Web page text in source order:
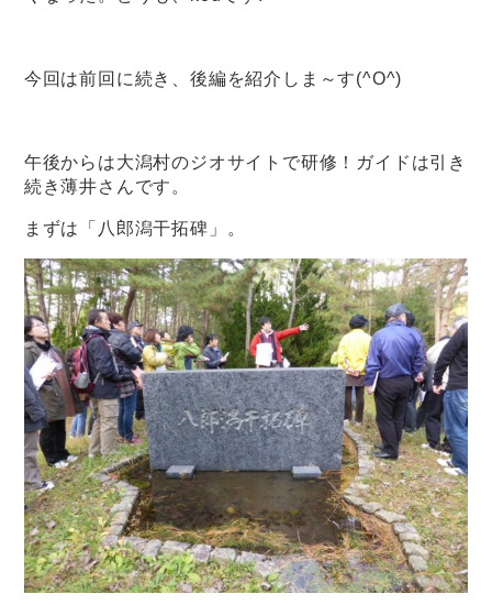
今回は前回に続き、後編を紹介しま～す(^O^)
午後からは大潟村のジオサイトで研修！ガイドは引き
続き薄井さんです。
まずは「八郎潟干拓碑」。